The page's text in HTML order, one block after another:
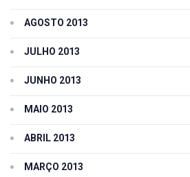
AGOSTO 2013
JULHO 2013
JUNHO 2013
MAIO 2013
ABRIL 2013
MARÇO 2013